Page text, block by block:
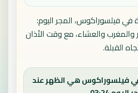
في فيلسوراكوس، المجر اليوم:
والمغرب والعشاء، مع وقت الأذان
القبلة.
في فيلسوراكوس هي الظهر عند